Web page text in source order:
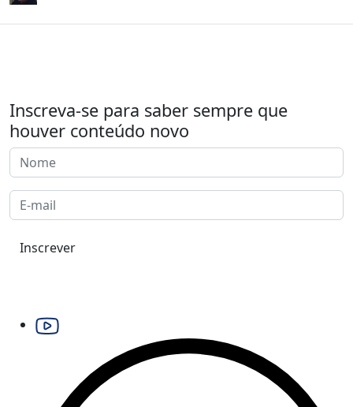
Inscreva-se para saber sempre que
houver conteúdo novo
Inscrever